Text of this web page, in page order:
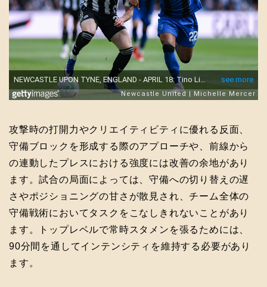
攻撃時の打開力やクリエイティビティに優れる反面、
守備ブロックを形成する際のアプローチや、前線から
の連動したプレスにおける強度には改善の余地があり
ます。試合の局面によっては、守備への切り替えの遅
さやポジショニングの甘さが散見され、チーム全体の
守備戦術においてタスクをこなしきれないことがあり
ます。トップレベルで常時スタメンを張るためには、
90分間を通してインテンシティを維持する必要があり
ます。